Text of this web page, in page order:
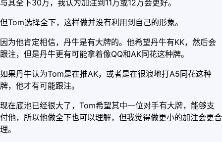
与其全下30万，我认为加注到11万或12万会更好。
但Tom选择全下，这样做并没有利用到自己的形象。
因为他肯定相信，丹牛是有大牌的。他希望丹牛有KK，然后会
跟注，但是丹牛更有可能拿着像QQ和AK同花这种牌。
如果丹牛认为Tom是在推AK，或者是在很浪地打A5同花这种
牌，他才有可能跟注。
现在底池已经很大了，Tom希望其中一位对手有大牌，能够支
付他，所以他做全下也可以理解，但我觉得做更小的加注会更合
理。